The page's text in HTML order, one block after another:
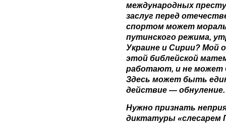
международных
заслуг перед
спортом может
путинского режима,
Украине и Сирии? Мой
этой библейской
работают, и не может
Здесь может быть
действие — обнуление.
Нужно признать
диктатуры